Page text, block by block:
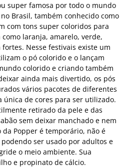
super famosa por todo o mundo
Brasil, também conhecido como
com tons super coloridos para
laranja, amarelo, verde,
Nesse festivais existe um
o pó colorido e o lançam
colorido e criando também
ainda mais divertido, os pós
vários pacotes de diferentes
de cores para ser utilizado.
retirado da pele e das
sem deixar manchado e nem
Popper é temporário, não é
ser usado por adultos e
o meio ambiente. Sua
e propinato de cálcio.